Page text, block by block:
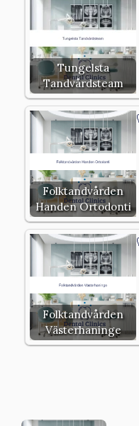
Tungelsta
Tandvårdsteam
Folktandvården
Handen Ortodonti
Folktandvården
Västerhaninge